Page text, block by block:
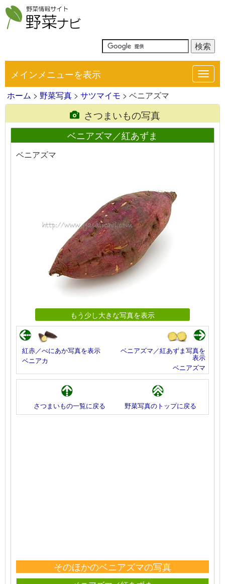
メインメニューを表示
ホーム > 野菜写真 > サツマイモ > ベニアズマ
さつまいもの写真
ベニアズマ／紅あずま
ベニアズマ
もう少し大きな写真を表示
紅赤／べにあか写真を表示
ベニアカ
ベニアズマ／紅あずま写真を
表示
ベニアズマ
さつまいもの一覧に戻る 野菜写真のトップに戻る
そのほかのベニアズマの写真